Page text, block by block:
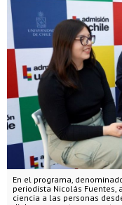
En el programa,
periodista Nicolás Fuentes,
ciencia a las personas